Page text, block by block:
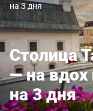
на 3 дня
Столица
— на вдох
на 3 дня